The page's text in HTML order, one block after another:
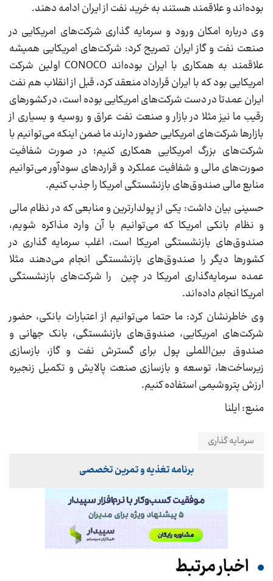
بوده‌اند و علاقمند هستند به خرید نفت از ایران ادامه دهند.
وی درباره امکان ورود و سرمایه گذاری شرکت‌های امریکایی در
صنعت نفت و گاز ایران تصریح کرد: شرکت‌های امریکایی همیشه
علاقمند به همکاری با ایران بوده‌اند CONOCO اولین شرکت
امریکایی بود که با ایران قرارداد منعقد کرد، قبل از انقلاب هم نفت
ایران عمدتا در دست شرکت‌های امریکایی بوده است، در کشورهای
رقیب ما نیز مثلا در بازار و صنعت نفت عراق و روسیه و بسیاری از
بازارها شرکت‌های امریکایی حضور دارند ما ضمن اینکه می‌توانیم با
شرکت‌های بزرگ امریکایی همکاری کنیم؛ در صورت شفافیت
صورت‌های مالی و شفافیت عملکرد و قراردهای سودآور می‌توانیم
منابع مالی صندوق‌های بازنشستگی امریکا را جذب کنیم.
حسینی بیان داشت: یکی از پولدارترین و منابعی که در نظام مالی
و نظام بانکی امریکا که می‌توانیم با آن وارد مذاکره شویم،
صندو‌ق‌های بازنشستگی امریکا است، اغلب سرمایه گذاری در
کشورها دیگر را صندوق‌های بازنشستگی انجام می‌دهند مثلا
عمده سرمایه‌گذاری امریکا در چین را شرکت‌های بازنشستگی
امریکا انجام داده‌اند.
وی خاطرنشان کرد: ما حتما می‌توانیم از اعتبارات بانکی، حضور
شرکت‌های امریکایی، صندوق‌های بازنشستگی، بانک جهانی و
صندوق بین‌اللملی پول برای گسترش نفت و گاز، بازسازی
زیرساخت‌ها، توسعه و بازسازی صنعت پالایش و تکمیل زنجیره
ارزش پتروشیمی استفاده کنیم.
منبع: ایلنا
سرمایه گذاری
برنامه تغذیه و تمرین تخصصی
اخبار مرتبط